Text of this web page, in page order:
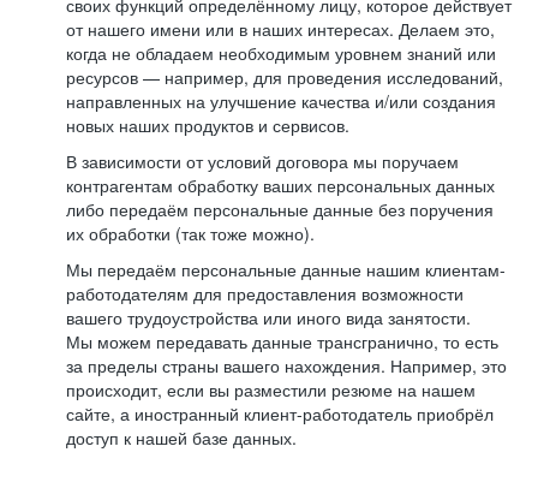
своих функций определённому лицу, которое действует
от нашего имени или в наших интересах. Делаем это,
когда не обладаем необходимым уровнем знаний или
ресурсов — например, для проведения исследований,
направленных на улучшение качества и/или создания
новых наших продуктов и сервисов.
В зависимости от условий договора мы поручаем
контрагентам обработку ваших персональных данных
либо передаём персональные данные без поручения
их обработки (так тоже можно).
Мы передаём персональные данные нашим клиентам-
работодателям для предоставления возможности
вашего трудоустройства или иного вида занятости.
Мы можем передавать данные трансгранично, то есть
за пределы страны вашего нахождения. Например, это
происходит, если вы разместили резюме на нашем
сайте, а иностранный клиент-работодатель приобрёл
доступ к нашей базе данных.